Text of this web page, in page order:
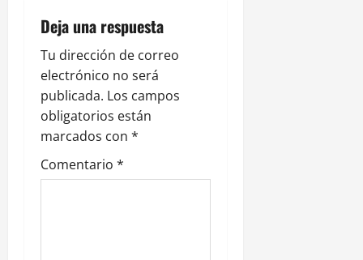
ó
n
d
e
e
n
Deja una respuesta
Tu dirección de correo
electrónico no será
publicada. Los campos
obligatorios están
marcados con *
Comentario *